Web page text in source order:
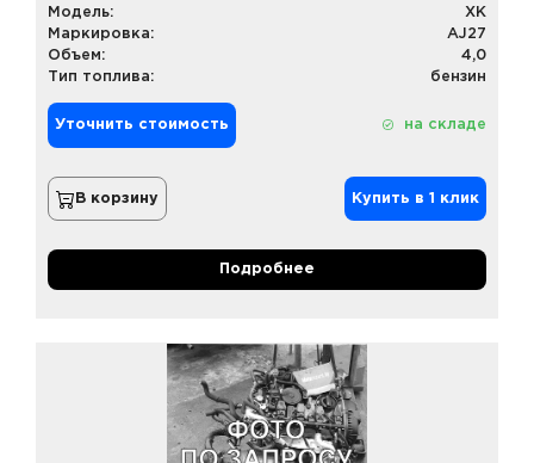
Модель:
XK
Маркировка:
AJ27
Объем:
4,0
Тип топлива:
бензин
Уточнить стоимость на складе
В корзину Купить в 1 клик
Подробнее